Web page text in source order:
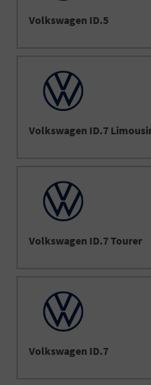
Volkswagen ID.5
Volkswagen ID.7
Volkswagen ID.7 Tourer
Volkswagen ID.7